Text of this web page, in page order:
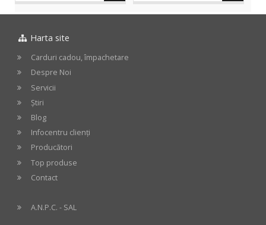
in in
Harta site
Carduri cadou, împachetare
Despre Noi
Servicii
Știri
Blog
Infocentru clienți
Producători
Top produse
Contact
A.N.P.C. - SAL